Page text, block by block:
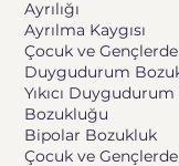
Ayrılığı
Ayrılma Kaygısı
Çocuk ve
Duygudurum
Yıkıcı
Bozukluğu
Bipolar Bozukluk
Çocuk ve